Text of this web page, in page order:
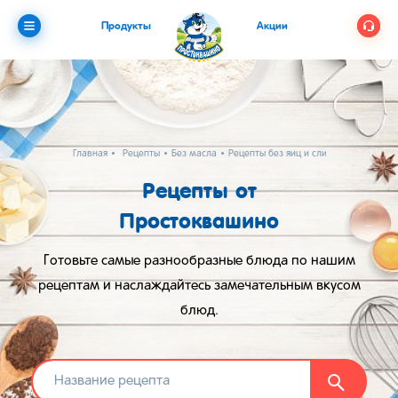
Продукты Акции
Главная Рецепты Без масла Рецепты без яиц и сливочного масла
Рецепты от
Простоквашино
Готовьте самые разнообразные блюда по нашим
рецептам и наслаждайтесь замечательным вкусом
блюд.
Найти